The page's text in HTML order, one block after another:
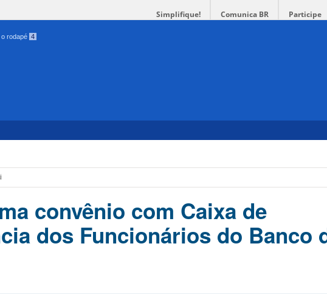
Simplifique! Comunica BR Participe
o rodapé 4
convênio com Caixa de
dos Funcionários do Banco